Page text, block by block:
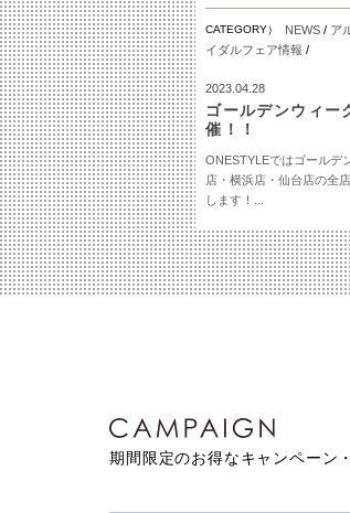
CATEGORY） NEWS / ア
イダルフェア情報 /
2023.04.28
ゴールデンウィー
催！！
ONESTYLEではゴールデ
店・横浜店・仙台店の全
します！...
期間限定のお得なキャンペーン